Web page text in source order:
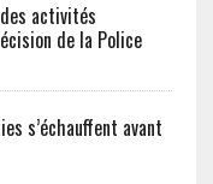
activités
de la Police
s’échauffent avant